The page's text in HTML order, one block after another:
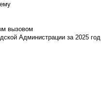
вызовом
Администрации за 2025 год